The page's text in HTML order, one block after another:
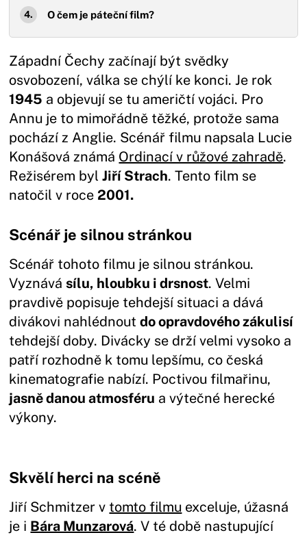
O čem je páteční film?
Západní Čechy začínají být svědky
osvobození, válka se chýlí ke konci. Je rok
1945 a objevují se tu američtí vojáci. Pro
Annu je to mimořádně těžké, protože sama
pochází z Anglie. Scénář filmu napsala Lucie
Konášová známá Ordinací v růžové zahradě.
Režisérem bylJiří Strach. Tento film se
natočil v roce 2001.
Scénář je silnou stránkou
Scénář tohoto filmu je silnou stránkou.
Vyznávásílu, hloubku i drsnost. Velmi
pravdivě popisuje tehdejší situaci a dává
divákovi nahlédnoutdo opravdového zákulisí
tehdejší doby. Divácky se drží velmi vysoko a
patří rozhodně k tomu lepšímu, co česká
kinematografie nabízí. Poctivou filmařinu,
jasně danou atmosféru a výtečné herecké
výkony.
Skvělí herci na scéně
Jiří Schmitzer v tomto filmu exceluje, úžasná
je i Bára Munzarová. V té době nastupující